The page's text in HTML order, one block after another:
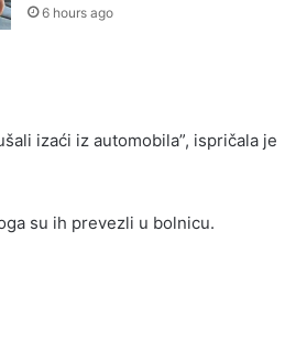
6 hours ago
izaći iz automobila”, ispričala je
su ih prevezli u bolnicu.